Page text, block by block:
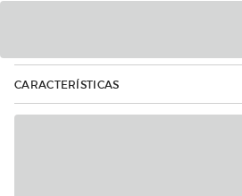
CARACTERÍSTICAS